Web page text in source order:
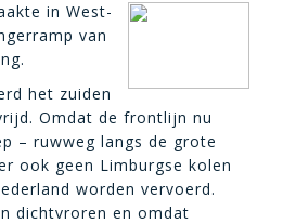
in West-
van
het zuiden
Omdat de frontlijn nu
– ruwweg langs de grote
ook geen Limburgse kolen
worden vervoerd.
dichtvroren en omdat